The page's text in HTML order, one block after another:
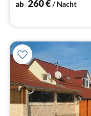
ab 260€/ Nacht